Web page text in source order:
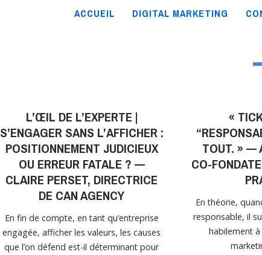
ACCUEIL DIGITAL MARKETING
L’ŒIL DE L’EXPERTE |
S’ENGAGER SANS L’AFFICHER :
POSITIONNEMENT JUDICIEUX
OU ERREUR FATALE ? —
CLAIRE PERSET, DIRECTRICE
DE CAN AGENCY
En fin de compte, en tant qu’entreprise
engagée, afficher les valeurs, les causes
que l’on défend est-il déterminant pour
«
TOUT. » —
CO-
En théorie,
responsable, il
habilement